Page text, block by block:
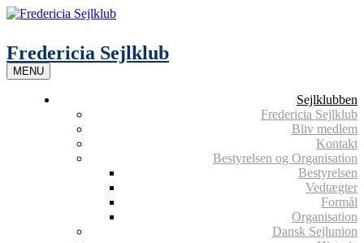
Skip
Fredericia Sejlklub
MENU
Sejlklubben
Fredericia Sejlklub
Bliv medlem
Kontakt
Bestyrelsen og Organisation
Bestyrelsen
Vedtægter
Formål
Organisation
Dansk Sejlunion